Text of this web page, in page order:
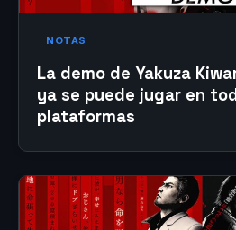
NOTAS
La demo de Yakuza
ya se puede jugar en
plataformas